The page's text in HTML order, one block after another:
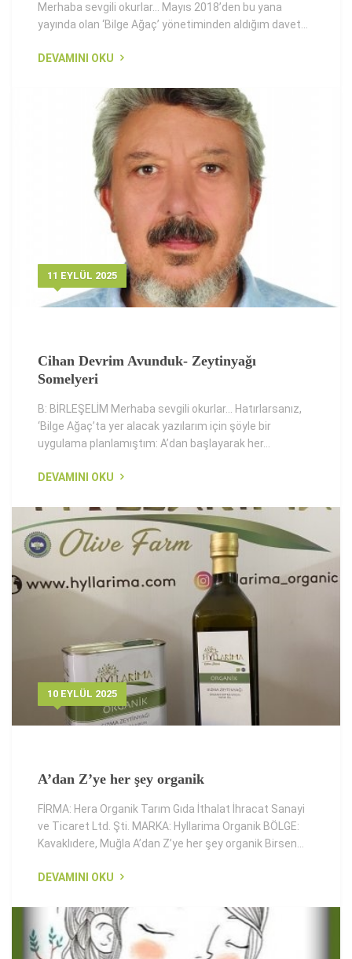
Merhaba sevgili okurlar... Mayıs 2018’den bu yana
yayında olan ‘Bilge Ağaç’ yönetiminden aldığım davet...
DEVAMINI OKU
11 EYLÜL 2025
Cihan Devrim Avunduk- Zeytinyağı
Somelyeri
B: BİRLEŞELİM Merhaba sevgili okurlar… Hatırlarsanız,
‘Bilge Ağaç’ta yer alacak yazılarım için şöyle bir
uygulama planlamıştım: A’dan başlayarak her...
DEVAMINI OKU
10 EYLÜL 2025
A’dan Z’ye her şey organik
FİRMA: Hera Organik Tarım Gıda İthalat İhracat Sanayi
ve Ticaret Ltd. Şti. MARKA: Hyllarima Organik BÖLGE:
Kavaklıdere, Muğla A’dan Z’ye her şey organik Birsen...
DEVAMINI OKU